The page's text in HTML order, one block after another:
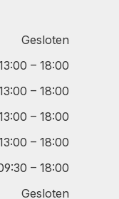
Gesloten
– 18:00
– 18:00
– 18:00
– 18:00
– 18:00
Gesloten